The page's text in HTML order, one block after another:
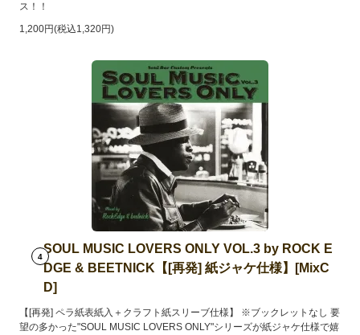
ス！！
1,200円(税込1,320円)
4
SOUL MUSIC LOVERS ONLY VOL.3 by ROCK E
DGE & BEETNICK【[再発] 紙ジャケ仕様】[MixC
D]
【[再発] ペラ紙表紙入＋クラフト紙スリーブ仕様】 ※ブックレットなし 要
望の多かった"SOUL MUSIC LOVERS ONLY"シリーズが紙ジャケ仕様で嬉